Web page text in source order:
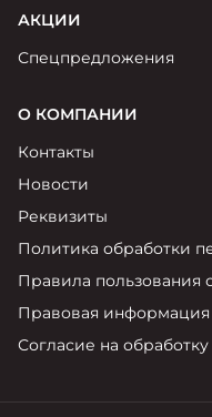
АКЦИИ
Спецпредложения
О КОМПАНИИ
Контакты
Новости
Реквизиты
Политика обработки
Правила пользования
Правовая информация
Согласие на